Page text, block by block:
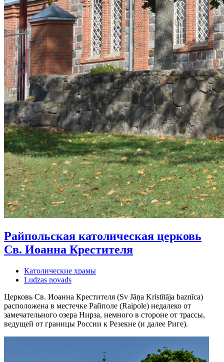
Райпольская католическая церковь
Св. Иоанна Крестителя
Католические храмы
Ludzas novads
Церковь Св. Иоанна Крестителя (Sv Jāņa Kristītāja baznīca)
расположена в местечке Райполе (Raipole) недалеко от
замечательного озера Нирза, немного в стороне от трассы,
ведущей от границы России к Резекне (и далее Риге).